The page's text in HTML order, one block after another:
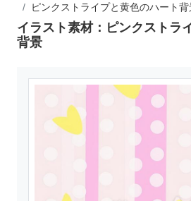
ピンクストライプと黄色のハート背
イラスト素材：ピンクストラ
背景